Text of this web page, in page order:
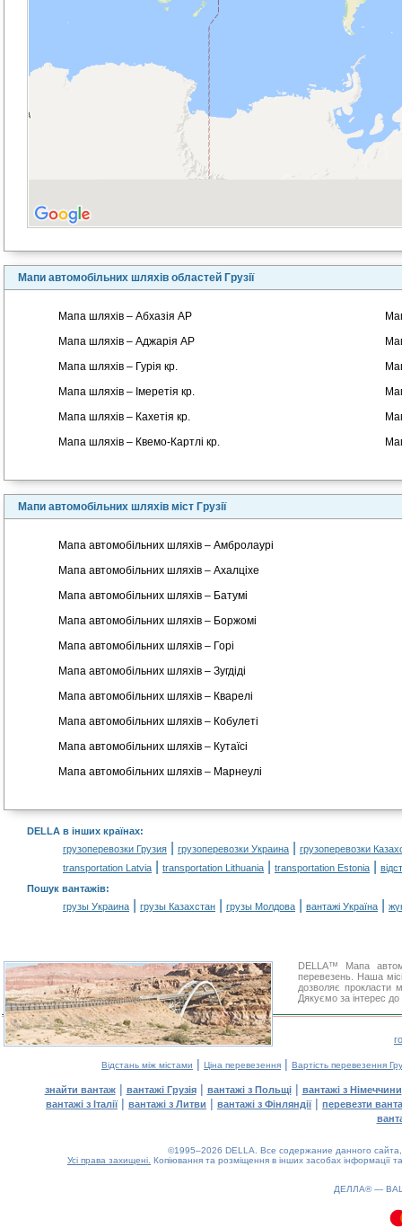
Мапи автомобільних шляхів областей Грузії
Мапа шляхів – Абхазія АР
Мапа шляхів – Аджарія АР
Мапа шляхів – Гурія кр.
Мапа шляхів – Імеретія кр.
Мапа шляхів – Кахетія кр.
Мапа шляхів – Квемо-Картлі кр.
Мапи автомобільних шляхів міст Грузії
Мапа автомобільних шляхів – Амбролаурі
Мапа автомобільних шляхів – Ахалціхе
Мапа автомобільних шляхів – Батумі
Мапа автомобільних шляхів – Боржомі
Мапа автомобільних шляхів – Горі
Мапа автомобільних шляхів – Зугдіді
Мапа автомобільних шляхів – Кварелі
Мапа автомобільних шляхів – Кобулеті
Мапа автомобільних шляхів – Кутаїсі
Мапа автомобільних шляхів – Марнеулі
DELLA в інших країнах:
грузоперевозки Грузия
грузоперевозки Украина
грузоперевозки
transportation Latvia
transportation Lithuania transportation Estonia
Пошук вантажів:
грузы Украина
грузы Казахстан грузы Молдова вантажі Україна
DELLA™ Мапа
перевезень. Наша
дозволяє прокласти
Дякуємо за інтерес
Відстань між містами | Ціна перевезення | Вартість перевезення
знайти вантаж| вантажі Грузія| вантажі з Польщі| вантажі з Німеччини
вантажі з Італії| вантажі з Литви | вантажі з Фінляндії| перевезти
©1995–2026 DELLA. Все содержание данного
Усі права захищені. Копіювання та розміщення в інших засобах інформації
ДЕЛЛА® —